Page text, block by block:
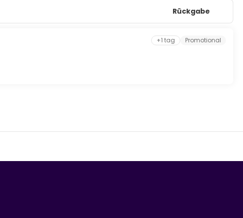
Rückgabe
+1 tag Promotional